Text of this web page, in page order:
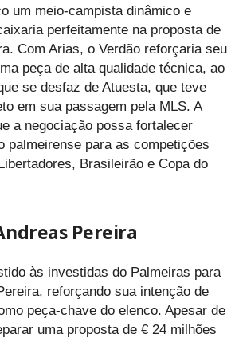
um meio-campista dinâmico e
perfeitamente na proposta de
Com Arias, o Verdão reforçaria seu
peça de alta qualidade técnica, ao
se desfaz de Atuesta, que teve
em sua passagem pela MLS. A
a negociação possa fortalecer
palmeirense para as competições
Brasileirão e Copa do
Pereira
às investidas do Palmeiras para
reforçando sua intenção de
peça-chave do elenco. Apesar de
uma proposta de € 24 milhões